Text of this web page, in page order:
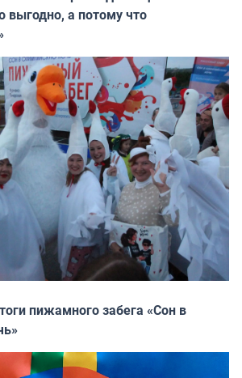
выгодно, а потому что
пижамного забега «Сон в